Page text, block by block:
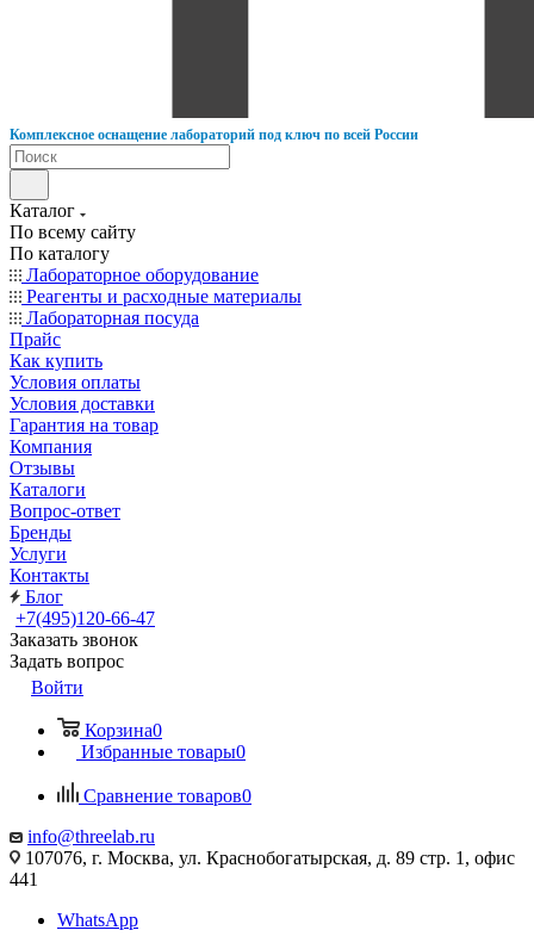
Комплексное оснащение лабораторий под ключ по всей России
Каталог
По всему сайту
По каталогу
Лабораторное оборудование
Реагенты и расходные материалы
Лабораторная посуда
Прайс
Как купить
Условия оплаты
Условия доставки
Гарантия на товар
Компания
Отзывы
Каталоги
Вопрос-ответ
Бренды
Услуги
Контакты
Блог
+7(495)120-66-47
Заказать звонок
Задать вопрос
Войти
Корзина0
Избранные товары0
Сравнение товаров0
info@threelab.ru
107076, г. Москва, ул. Краснобогатырская, д. 89 стр. 1, офис
441
WhatsApp